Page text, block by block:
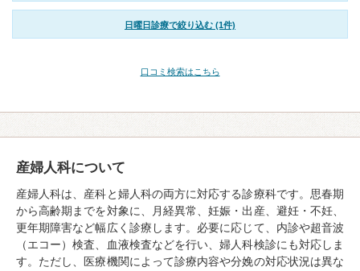
日曜日診療で絞り込む (1件)
口コミ検索はこちら
産婦人科について
産婦人科は、産科と婦人科の両方に対応する診療科です。思春期
から高齢期までを対象に、月経異常、妊娠・出産、避妊・不妊、
更年期障害など幅広く診療します。必要に応じて、内診や超音波
（エコー）検査、血液検査などを行い、婦人科検診にも対応しま
す。ただし、医療機関によって診療内容や分娩の対応状況は異な